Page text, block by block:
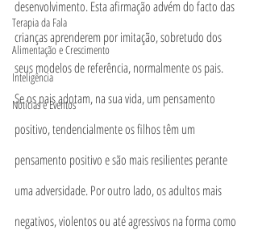
Terapia da Fala
Alimentação e Crescimento
Inteligência
Notícias e Eventos
desenvolvimento. Esta afirmação advém do facto das
crianças aprenderem por imitação, sobretudo dos
seus modelos de referência, normalmente os pais.
Se os pais adotam, na sua vida, um pensamento
positivo, tendencialmente os filhos têm um
pensamento positivo e são mais resilientes perante
uma adversidade. Por outro lado, os adultos mais
negativos, violentos ou até agressivos na forma como